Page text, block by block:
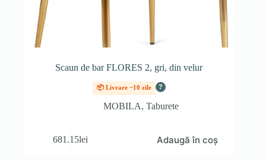
Scaun de bar FLORES 2, gri, din velur
📦 Livrare ~10 zile ?
MOBILA, Taburete
681.15lei Adaugă în coș